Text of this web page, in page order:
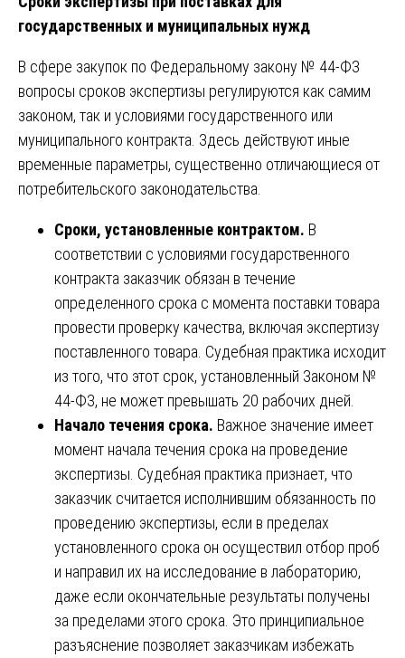
государственных и муниципальных нужд
В сфере закупок по Федеральному закону № 44-ФЗ
вопросы сроков экспертизы регулируются как самим
законом, так и условиями государственного или
муниципального контракта. Здесь действуют иные
временные параметры, существенно отличающиеся от
потребительского законодательства.
Сроки, установленные контрактом. В
соответствии с условиями государственного
контракта заказчик обязан в течение
определенного срока с момента поставки товара
провести проверку качества, включая экспертизу
поставленного товара. Судебная практика исходит
из того, что этот срок, установленный Законом №
44-ФЗ, не может превышать 20 рабочих дней.
Начало течения срока. Важное значение имеет
момент начала течения срока на проведение
экспертизы. Судебная практика признает, что
заказчик считается исполнившим обязанность по
проведению экспертизы, если в пределах
установленного срока он осуществил отбор проб
и направил их на исследование в лабораторию,
даже если окончательные результаты получены
за пределами этого срока. Это принципиальное
разъяснение позволяет заказчикам избежать